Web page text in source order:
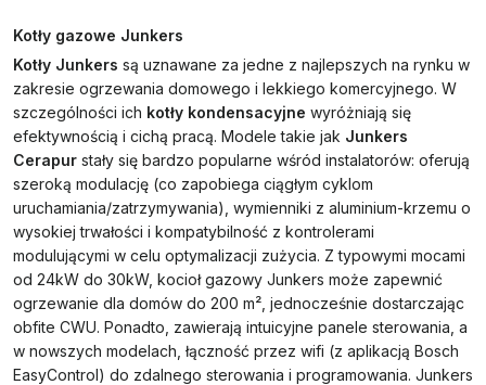
Kotły gazowe Junkers
Kotły Junkers są uznawane za jedne z najlepszych na rynku w
zakresie ogrzewania domowego i lekkiego komercyjnego. W
szczególności ich kotły kondensacyjne wyróżniają się
efektywnością i cichą pracą. Modele takie jak Junkers
Cerapur stały się bardzo popularne wśród instalatorów: oferują
szeroką modulację (co zapobiega ciągłym cyklom
uruchamiania/zatrzymywania), wymienniki z aluminium-krzemu o
wysokiej trwałości i kompatybilność z kontrolerami
modulującymi w celu optymalizacji zużycia. Z typowymi mocami
od 24kW do 30kW, kocioł gazowy Junkers może zapewnić
ogrzewanie dla domów do 200 m², jednocześnie dostarczając
obfite CWU. Ponadto, zawierają intuicyjne panele sterowania, a
w nowszych modelach, łączność przez wifi (z aplikacją Bosch
EasyControl) do zdalnego sterowania i programowania. Junkers